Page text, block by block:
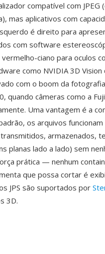
compatível com JPEG
mas aplicativos com
é direito para
com software
ciano para oculos
como NVIDIA 3D
com o boom da
quando câmeras como a
Uma vantagem é a
os arquivos funcionam
armazenados,
planas lado a lado) sem
prática — nenhum
que possa cortar é
JPS são suportados por
3D.